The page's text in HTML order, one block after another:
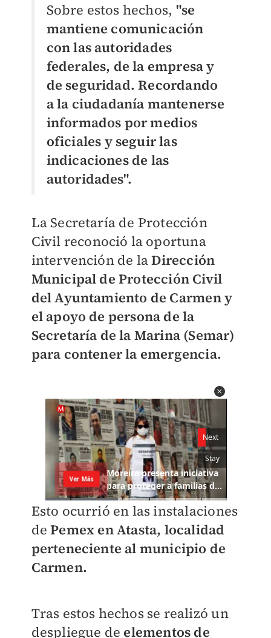
Sobre estos hechos, "se
mantiene comunicación
con las autoridades
federales, de la empresa y
de seguridad. Recordando
a la ciudadanía mantenerse
informados por medios
oficiales y seguir las
indicaciones de las
autoridades".
La Secretaría de Protección
Civil reconoció la oportuna
intervención de laDirección
Municipal de Protección Civil
del Ayuntamiento de Carmen y
el apoyo de persona de la
Secretaría de la Marina (Semar)
para contener la emergencia.
Esto ocurrió en las instalaciones
dePemex en Atasta, localidad
perteneciente al municipio de
Carmen.
Tras estos hechos se realizó un
despliegue de elementos de